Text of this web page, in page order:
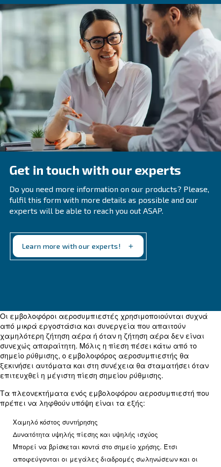
Product life is significant
A piston compressor can be a great option when the
compressed air would not be as high as in industrial or
If you are unsure of which compressor to
requirements then please reach out to Ceccato on
or send us an emailhere.
Get in touch with our
Do you need more information on our
fulfil this form with more details as possible
experts will be able to reach you out ASAP.
Learn more with our experts!